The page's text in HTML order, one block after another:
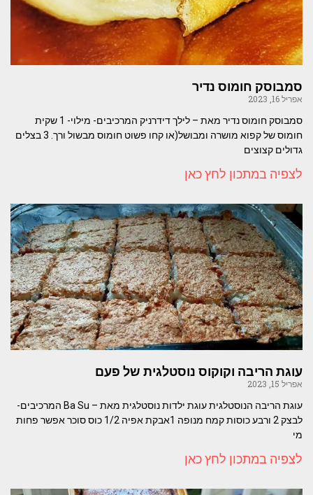
סמבוסק חומוס נדיר
אפריל 16, 2023
סמבוסק חומוס נדיר מאת – לילך דידרניק המרכיבים- מילוי- 1 שקית
חומוס של קפוא מושרה ומבושל(או קחו פשוט חומוס מבשול ורך. 3 בצלים
גדולים קצוצים
לצפיה במתכון לחץ כאן
עוגת הריבה וקוקוס נוסטלגית של פעם
אפריל 15, 2023
עוגת הריבה הנוסטלגית עוגת ילדות נוסטלגית מאת – Ba Su המרכיבים-
לבצק 2 ורבע כוסות קמח מנופה 1אבקת אפיה 1/2 כוס סוכר אפשר פחות
מי
לצפיה במתכון לחץ כאן